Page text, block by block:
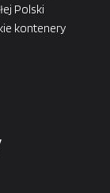
Polski
kontenery